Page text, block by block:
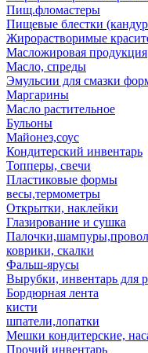
Пищ.фломастеры
Пищевые блестки
Жирорастворимые
Масложировая продукция
Масло, спреды
Эмульсии для смазки
Маргарины
Масло растительное
Бульоны
Майонез,соус
Кондитерский инвентарь
Топперы, свечи
Пластиковые формы
весы,термометры
Открытки, наклейки
Глазирование и сушка
коврики, скалки
Фальш-ярусы
Вырубки, инвентарь для
Бордюрная лента
кисти
шпатели,лопатки
Мешки кондитерские,
Прочий инвентарь